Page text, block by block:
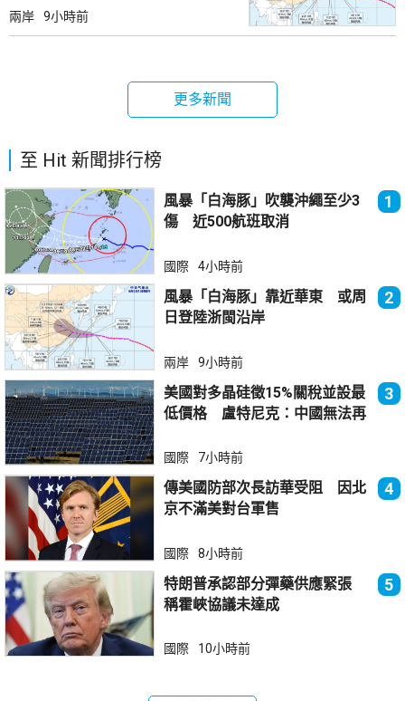
兩岸 9小時前
更多新聞
至 Hit 新聞排行榜
風暴「白海豚」吹襲沖繩至少3
傷 近500航班取消
1
國際 4小時前
風暴「白海豚」靠近華東 或周
日登陸浙閩沿岸
2
兩岸 9小時前
美國對多晶硅徵15%關稅並設最
低價格 盧特尼克：中國無法再
3
國際 7小時前
傳美國防部次長訪華受阻 因北
京不滿美對台軍售
4
國際 8小時前
特朗普承認部分彈藥供應緊張
稱霍峽協議未達成
5
國際 10小時前